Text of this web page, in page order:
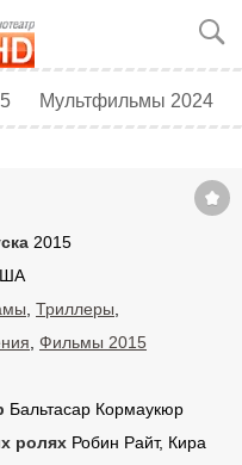
Мультфильмы 2024
2015
Триллеры
Фильмы 2015
Бальтасар Кормаукюр
ролях Робин Райт, Кира